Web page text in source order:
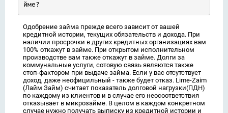
йме?
Одобрение займа прежде всего зависит от вашей
кредитной истории, текущих обязательств и дохода. При
наличии просрочки в других кредитных организациях вам
100% откажут в займе. При открытом исполнительном
производстве вам также откажут в займе. Долги за
коммунальные услуги, сотовую связь являются также
стоп-фактором при выдаче займа. Если у вас отсутствует
доход, даже неофицильный - также будет отказ. Lime-Zaim
(Лайм Займ) считает показатель долговой нагрузки(ПДН)
по каждому из клиентов и в случае его неосоответствия
отказывает в микрозайме. В целом в каждом конкретном
случае нужно получать выписку из кредитной истории и